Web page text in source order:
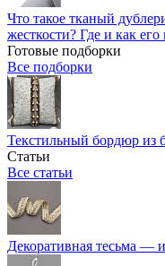
Что такое тканый
жесткости? Где и как
Готовые подборки
Все подборки
Текстильный бордюр из
Статьи
Все статьи
Декоративная тесьма —